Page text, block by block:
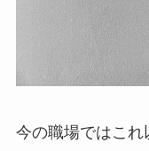
今の職場ではこれ